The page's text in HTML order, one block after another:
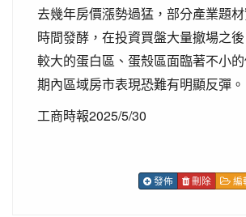
去幾年房價漲勢過猛，部分產業題
時間發酵，在投資買盤大量撤場之
較大的蛋白區、蛋殼區面臨著不小
期內區域房市表現恐難有明顯反彈。
工商時報2025/5/30
發佈 刪除 編